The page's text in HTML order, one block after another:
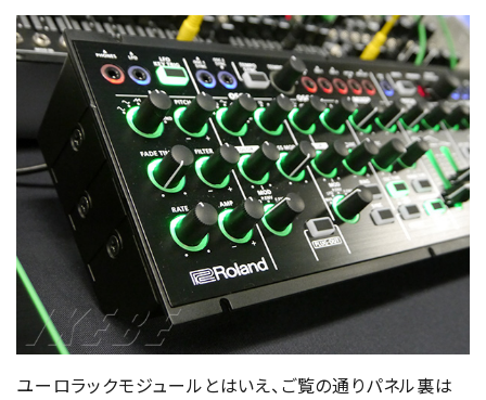
ユーロラックモジュールとはいえ、ご覧の通りパネル裏は